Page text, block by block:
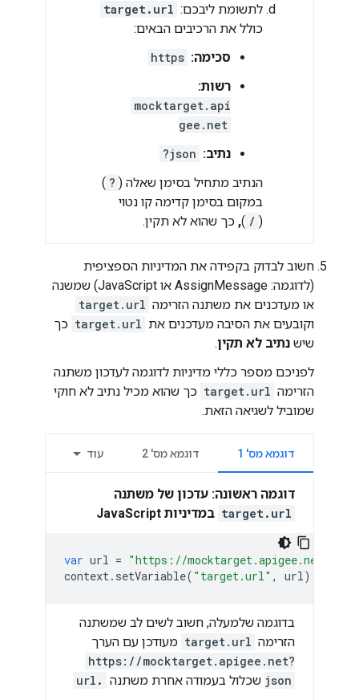
לתשומת ליבכם: target.url
כולל את הרכיבים הבאים:
סכימה: https
רשות:
mocktarget.api
gee.net
נתיב: ?json
הנתיב מתחיל בסימן שאלה ( ?
)
במקום בסימן קדימה קו נטוי
(
/
)
, כך שהוא לא תקין.
חשוב לבדוק בקפידה את המדיניות הספציפית
(לדוגמה: AssignMessage או JavaScript) שמשנה
או מעדכנים את משתנה הזרימה target.url
וקובעים את הסיבה מעדכנים את target.url כך
שיש נתיב לא תקין.
לפניכם מספר כללי מדיניות לדוגמה לעדכון משתנה
הזרימה target.url כך שהוא מכיל נתיב לא חוקי
שמוביל לשגיאה הזאת.
דוגמא מס' 1 דוגמא מס' 2 עוד
דוגמה ראשונה: עדכון של משתנה
target.url במדיניות JavaScript
var url = "https://
context . setVariable( "target.url" , url );
בדוגמה שלמעלה, חשוב לשים לב שמשתנה
הזרימה target.url מעודכן עם הערך
https://mocktarget.apigee.net?
json שכלול בעמודה אחרת משתנה url .